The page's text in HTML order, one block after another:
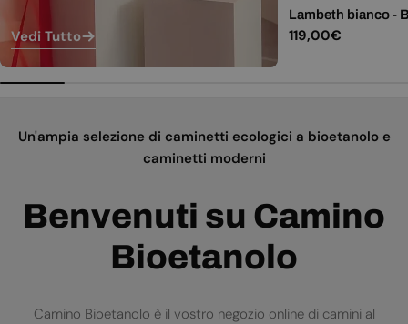
Vedi Tutto
Lambeth bianco -
Prezzo
119,00€
Un'ampia selezione di caminetti ecologici a bioetanolo e
caminetti moderni
Benvenuti su Camino
Bioetanolo
Camino Bioetanolo è il vostro negozio online di camini al